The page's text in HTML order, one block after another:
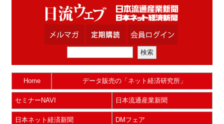
Home データ販売の「ネット経済研究所」
セミナーNAVI 日本流通産業新聞
日本ネット経済新聞 DMフェア